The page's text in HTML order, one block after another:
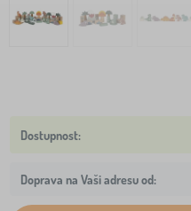
Doprava na Vaši adresu od: